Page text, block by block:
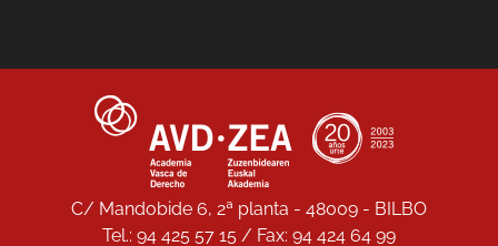
C/ Mandobide 6, 2ª planta - 48009 - BILBO
Tel.: 94 425 57 15 / Fax: 94 424 64 99